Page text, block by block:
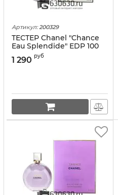
Артикул: 200329
ТЕСТЕР Chanel "Chance
Eau Splendide" EDP 100
ml (Евро)
1 290 руб